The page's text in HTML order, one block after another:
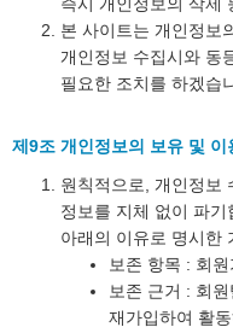
본 사이트는 개인정보
개인정보 수집시와 동
필요한 조치를 하겠습
제9조 개인정보의 보유 및 이
원칙적으로, 개인정보
정보를 지체 없이 파
아래의 이유로 명시한
보존 항목 : 회
보존 근거 : 회
재가입하여 활